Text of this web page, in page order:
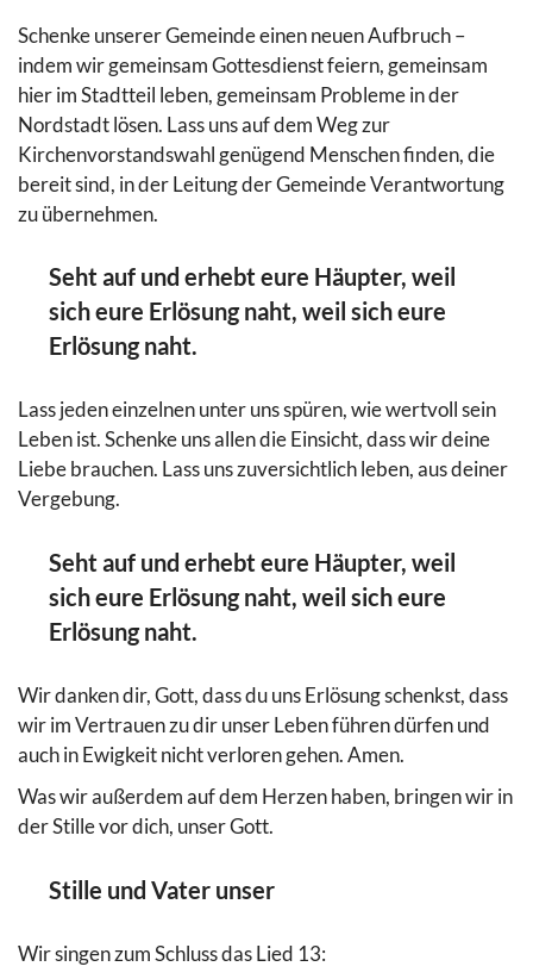
Schenke unserer Gemeinde einen neuen Aufbruch –
indem wir gemeinsam Gottesdienst feiern, gemeinsam
hier im Stadtteil leben, gemeinsam Probleme in der
Nordstadt lösen. Lass uns auf dem Weg zur
Kirchenvorstandswahl genügend Menschen finden, die
bereit sind, in der Leitung der Gemeinde Verantwortung
zu übernehmen.
Seht auf und erhebt eure Häupter, weil
sich eure Erlösung naht, weil sich eure
Erlösung naht.
Lass jeden einzelnen unter uns spüren, wie wertvoll sein
Leben ist. Schenke uns allen die Einsicht, dass wir deine
Liebe brauchen. Lass uns zuversichtlich leben, aus deiner
Vergebung.
Seht auf und erhebt eure Häupter, weil
sich eure Erlösung naht, weil sich eure
Erlösung naht.
Wir danken dir, Gott, dass du uns Erlösung schenkst, dass
wir im Vertrauen zu dir unser Leben führen dürfen und
auch in Ewigkeit nicht verloren gehen. Amen.
Was wir außerdem auf dem Herzen haben, bringen wir in
der Stille vor dich, unser Gott.
Stille und Vater unser
Wir singen zum Schluss das Lied 13: